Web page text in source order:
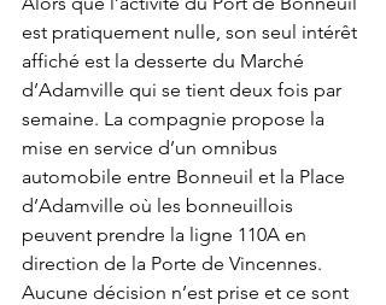
est pratiquement nulle, son seul intérêt
affiché est la desserte du Marché
d’Adamville qui se tient deux fois par
semaine. La compagnie propose la
mise en service d’un omnibus
automobile entre Bonneuil et la Place
d’Adamville où les bonneuillois
peuvent prendre la ligne 110A en
direction de la Porte de Vincennes.
Aucune décision n’est prise et ce sont